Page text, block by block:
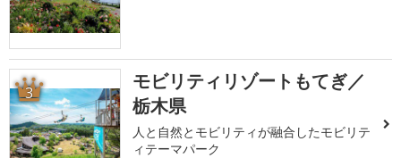
3
モビリティリゾートもてぎ／
栃木県
人と自然とモビリティが融合したモビリテ
ィテーマパーク